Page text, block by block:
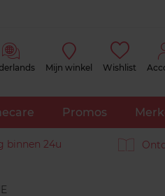
Mijn winkel Wishlist
Promos
binnen 24u